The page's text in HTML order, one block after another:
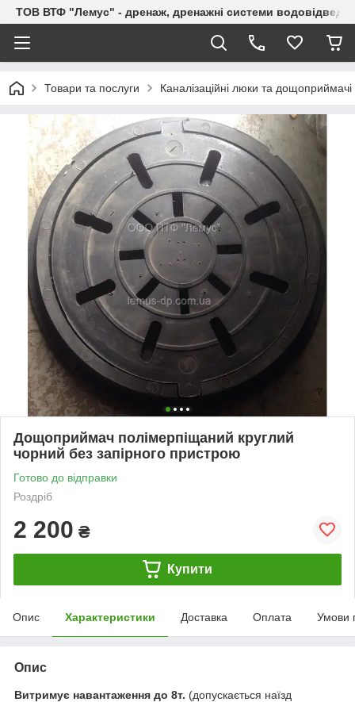
ТОВ ВТФ "Лемус" - дренаж, дренажні системи
Товари та послуги Каналізаційні люки та дощоприймачі
Дощоприймач полімерпіщаний круглий
чорний без запірного пристрою
Готово до відправки
Роздріб
2 200 ₴
Купити
Опис Характеристики Доставка Оплата Умови
Опис
Витримує навантаження до 8т. (допускається наїзд